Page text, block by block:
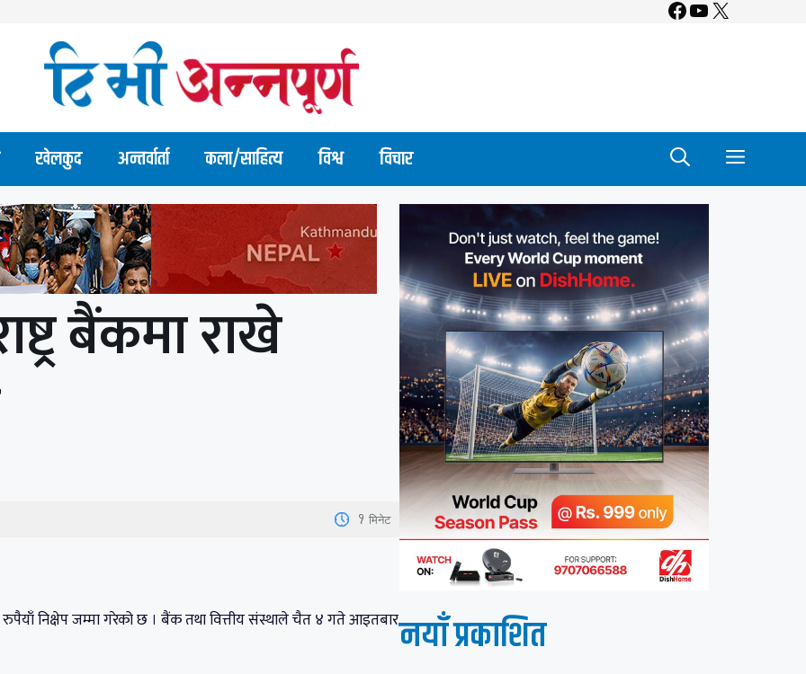
Facebook
YouTube
X
खेलकुद अन्तर्वार्ता कला/साहित्य विश्व विचार
बैंकमा राखे
1 मिनेट
रुपैयाँ निक्षेप जम्मा गरेको छ । बैंक तथा वित्तीय संस्थाले चैत ४ गते आइतबारनयाँ प्रकाशित